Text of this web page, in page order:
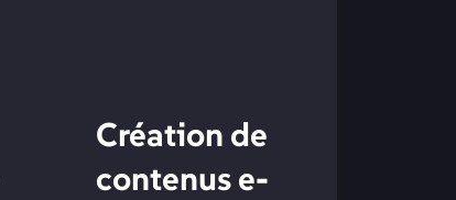
Création de
contenus e-